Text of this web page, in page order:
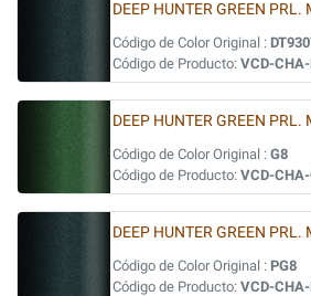
DEEP HUNTER GREEN PRL.
Código de Color Original :
Código de Producto: VCD-
DEEP HUNTER GREEN PRL.
Código de Color Original : G8
Código de Producto: VCD-
DEEP HUNTER GREEN
Código de Color Original : PG8
Código de Producto: VCD-